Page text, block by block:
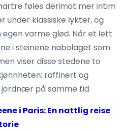
føles derimot mer intim
under klassiske lykter, og
varme glød. Når et lett
i steinene nabolaget som
viser disse stedene to
raffinert og
jordnær på samme tid.
i Paris: En nattlig reise